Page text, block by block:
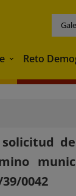
Medio
Reto
0042